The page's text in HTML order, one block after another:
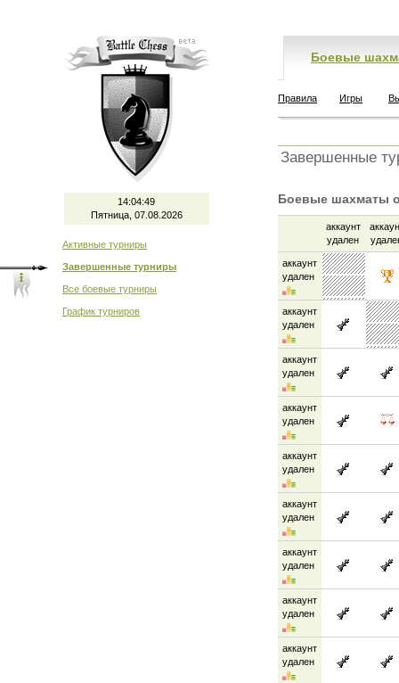
14:04:49
Пятница, 07.08.2026
Активные турниры
Завершенные турниры
Все боевые турниры
График турниров
Боевые
Правила Игры
Завершенные
Боевые шахматы
аккаунт
удален
аккаунт
удален
аккаунт
удален
аккаунт
удален
аккаунт
удален
аккаунт
удален
аккаунт
удален
аккаунт
удален
аккаунт
удален
аккаунт
удален